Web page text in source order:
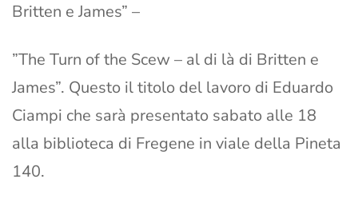
Britten e James” –
”The Turn of the Scew – al di là di Britten e
James”. Questo il titolo del lavoro di Eduardo
Ciampi che sarà presentato sabato alle 18
alla biblioteca di Fregene in viale della Pineta
140.